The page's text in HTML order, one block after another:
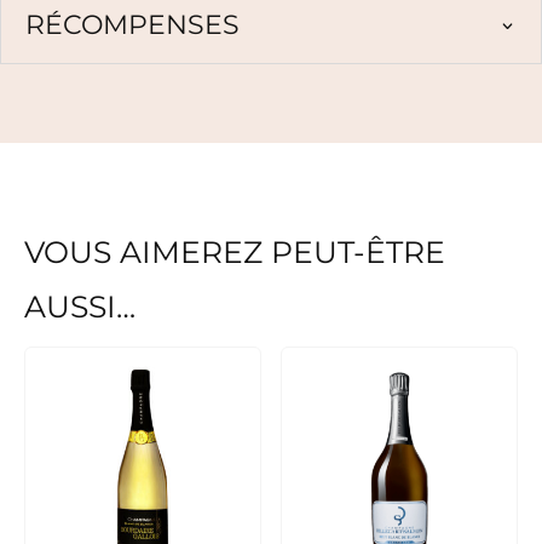
RÉCOMPENSES
VOUS AIMEREZ PEUT-ÊTRE
AUSSI…